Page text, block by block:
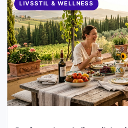
LIVSSTIL & WELLNESS